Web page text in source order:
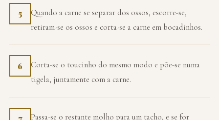
5
Quando a carne se separar dos ossos, escorre-se,
retiram-se os ossos e corta-se a carne em bocadinhos.
6
Corta-se o toucinho do mesmo modo e põe-se numa
tigela, juntamente com a carne.
Passa-se o restante molho para um tacho, e se for